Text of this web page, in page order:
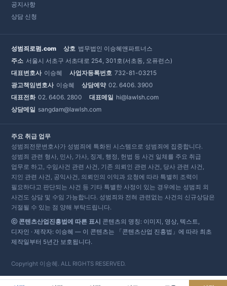
공지사항
상담 신청
성범죄로펌.com 상호 법무법인 이승혜앤파트너스
주소 서울시 서초구 서초대로 254, 301호(서초동, 오퓨런스)
대표변호사 이승혜 사업자등록번호 732-81-03215
광고책임변호사 이승혜 상담예약 02. 6406. 3900
대표전화 02. 6406. 2800 대표메일 hi@lawlsh.com
상담메일 sangdam@lawlsh.com
주요 취급 업무
성범죄전문변호사가 성범죄에 특화된 시스템으로 성범죄에 집중합니다.
성범죄 관련 형사, 민사, 가사, 징계, 행정, 헌법 등 사건 일체를 주요 취급
업무로 하고, 수임사건 관련 사건, 기존 의뢰인 관련 사건, 당사 관련 사건,
지인 관련 사건, 공익사건, 의뢰인의 이익과 요청에 따라 특별히 조력이
필요하다고 판단되는 사건 등 기타 특별한 사정이 있는 경우에는 성범죄 외
사건도 상담 및 수임 가능합니다. 성범죄와 전혀 관련없는 사건의 신규상담은
거절될 수 있는 점 양해 부탁드립니다.
ⓒ 콘텐츠산업진흥법에 따른 표시 콘텐츠의 명칭: 이미지, 영상, 텍스트,
디자인 · 제작자: 이승혜 — 이 콘텐츠는 「콘텐츠산업 진흥법」에 따라 최초
제작일부터 5년간 보호됩니다.
Copyright 이승혜. ALL RIGHTS RESERVED.